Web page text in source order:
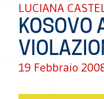
LUCIANA
KOSOVO
19 Febbraio